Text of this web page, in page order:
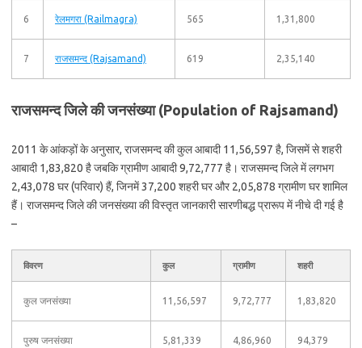
6 रेलमगरा (Railmagra) 565 1,31,800
7 राजसमन्द (Rajsamand) 619 2,35,140
राजसमन्द जिले की जनसंख्या (Population of Rajsamand)
2011 के आंकड़ों के अनुसार, राजसमन्द की कुल आबादी 11,56,597 है, जिसमें से शहरी
आबादी 1,83,820 है जबकि ग्रामीण आबादी 9,72,777 है। राजसमन्द जिले में लगभग
2,43,078 घर (परिवार) हैं, जिनमें 37,200 शहरी घर और 2,05,878 ग्रामीण घर शामिल
हैं। राजसमन्द जिले की जनसंख्या की विस्तृत जानकारी सारणीबद्ध प्रारूप में नीचे दी गई है
–
विवरण कुल ग्रामीण शहरी
कुल जनसंख्या 11,56,597 9,72,777 1,83,820
पुरुष जनसंख्या 5,81,339 4,86,960 94,379